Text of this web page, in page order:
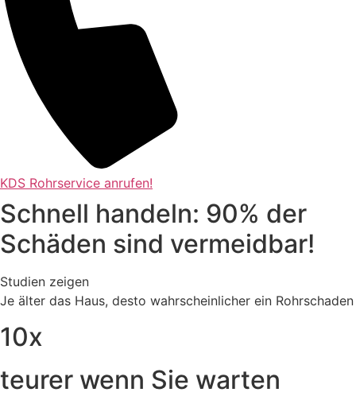
KDS Rohrservice anrufen!
Schnell handeln: 90% der
Schäden sind vermeidbar!
Studien zeigen
Je älter das Haus, desto wahrscheinlicher ein Rohrschaden
10x
teurer wenn Sie warten